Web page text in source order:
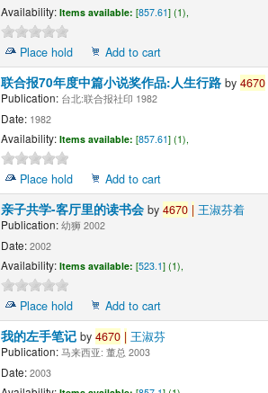
Availability: Items available: [857.61] (1),
Place hold
Add to cart
联合报70年度中篇小说奖作品:人生行路 by 4670
Publication:台北:联合报社印 1982
Date:1982
Availability: Items available: [857.61] (1),
Place hold
Add to cart
亲子共学-客厅里的读书会 by 4670 | 王淑芬着
Publication:幼狮 2002
Date:2002
Availability: Items available: [523.1] (1),
Place hold
Add to cart
我的左手笔记 by 4670 | 王淑芬
Publication:马来西亚: 董总 2003
Date:2003